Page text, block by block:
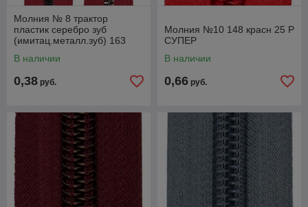
Молния № 8 трактор
пластик серебро зуб
(имитац.металл.зуб) 163
146341B
В наличии
0,38 руб.
Молния №10 148 красн 25 Р
СУПЕР
В наличии
0,66 руб.